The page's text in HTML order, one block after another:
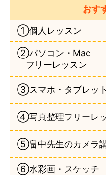
おす
①個人レッスン
②パソコン・Mac
フリーレッスン
③スマホ・タブレット
④写真整理フリーレ
⑤畠中先生のカメラ
⑥水彩画・スケッチ